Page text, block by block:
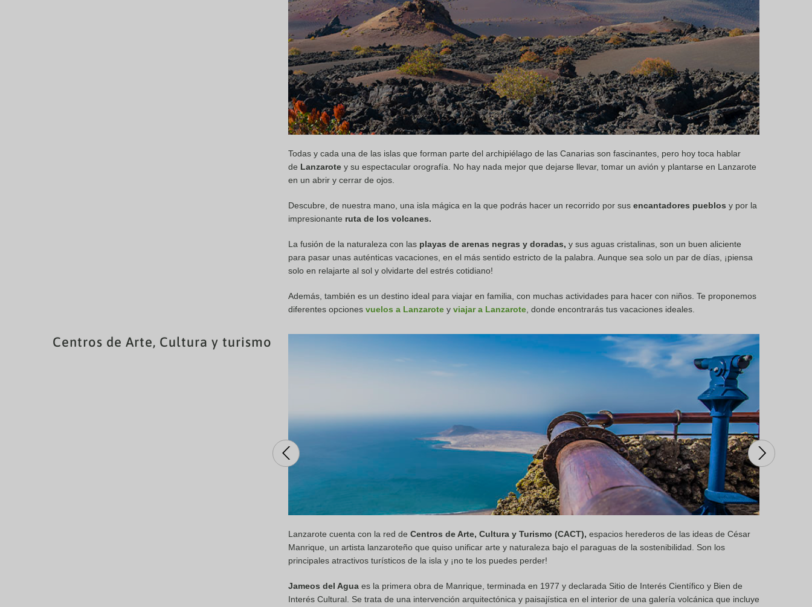
Todas y cada una de las islas que forman parte del archipiélago de las Canarias son fascinantes, pero hoy toca hablar
de Lanzarote y su espectacular orografía. No hay nada mejor que dejarse llevar, tomar un avión y plantarse en Lanzarote
en un abrir y cerrar de ojos.
Descubre, de nuestra mano, una isla mágica en la que podrás hacer un recorrido por sus encantadores pueblos y por la
impresionante ruta de los volcanes.
La fusión de la naturaleza con las playas de arenas negras y doradas, y sus aguas cristalinas, son un buen aliciente
para pasar unas auténticas vacaciones, en el más sentido estricto de la palabra. Aunque sea solo un par de días, ¡piensa
solo en relajarte al sol y olvidarte del estrés cotidiano!
Además, también es un destino ideal para viajar en familia, con muchas actividades para hacer con niños. Te proponemos
diferentes opciones vuelos a Lanzarote y viajar a Lanzarote , donde encontrarás tus vacaciones ideales.
Centros de Arte, Cultura y turismo
Lanzarote cuenta con la red de Centros de Arte, Cultura y Turismo (CACT), espacios herederos de las ideas de César
Manrique, un artista lanzaroteño que quiso unificar arte y naturaleza bajo el paraguas de la sostenibilidad. Son los
principales atractivos turísticos de la isla y ¡no te los puedes perder!
Jameos del Agua es la primera obra de Manrique, terminada en 1977 y declarada Sitio de Interés Científico y Bien de
Interés Cultural. Se trata de una intervención arquitectónica y paisajística en el interior de una galería volcánica que incluye